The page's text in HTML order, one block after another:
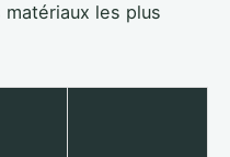
les plus